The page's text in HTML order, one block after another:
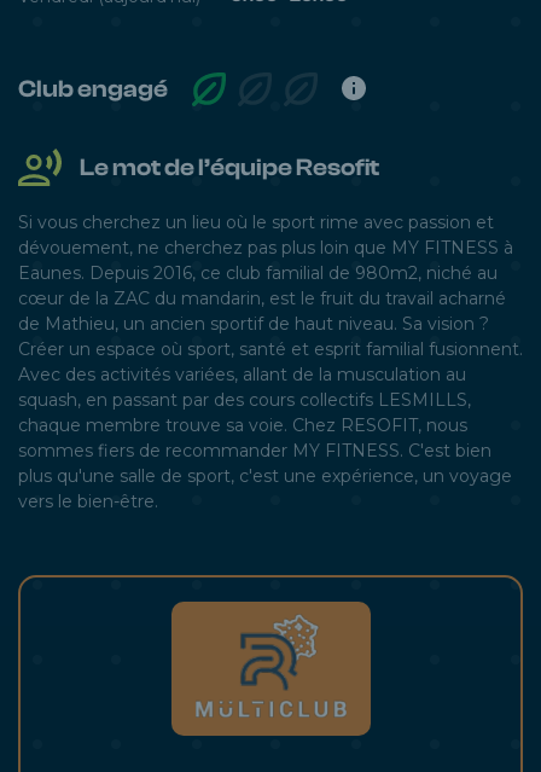
Dimanche 6h00 - 23h00
Mardi 9h00 - 20h00
Jeudi 9h00 - 20h00
Vendredi 9h00 - 20h00
samedi 9h45 - 13h00
Dimanche
Club engagé
Le mot de l’équipe Resofit
Si vous cherchez un lieu où le sport rime avec passion et
dévouement, ne cherchez pas plus loin que MY FITNESS à
Eaunes. Depuis 2016, ce club familial de 980m2, niché au
cœur de la ZAC du mandarin, est le fruit du travail acharné
de Mathieu, un ancien sportif de haut niveau. Sa vision ?
Créer un espace où sport, santé et esprit familial fusionnent.
Avec des activités variées, allant de la musculation au
squash, en passant par des cours collectifs LESMILLS,
chaque membre trouve sa voie. Chez RESOFIT, nous
sommes fiers de recommander MY FITNESS. C'est bien
plus qu'une salle de sport, c'est une expérience, un voyage
vers le bien-être.